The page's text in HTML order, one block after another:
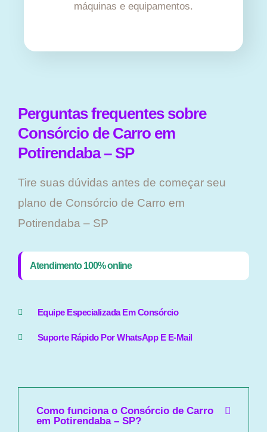
máquinas e equipamentos.
Perguntas frequentes sobre
Consórcio de Carro em
Potirendaba – SP
Tire suas dúvidas antes de começar seu
plano ​de Consórcio de Carro em
Potirendaba – SP
Atendimento 100% online
Equipe Especializada Em Consórcio
Suporte Rápido Por WhatsApp E E-Mail
Como funciona o Consórcio de Carro
em Potirendaba – SP?